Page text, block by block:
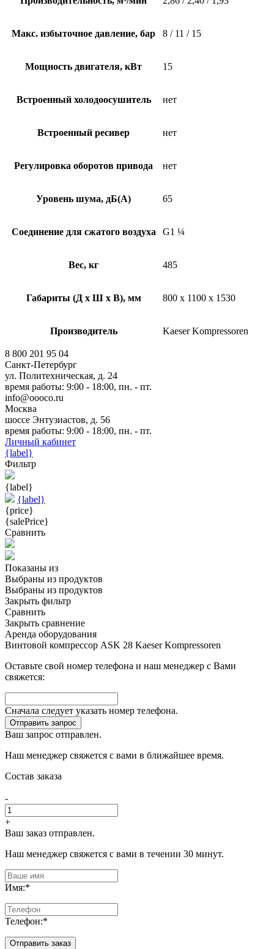
Макс. избыточное давление, бар 8 / 11 / 15
Мощность двигателя, кВт 15
Встроенный холодоосушитель нет
Встроенный ресивер нет
Регулировка оборотов привода нет
Уровень шума, дБ(А) 65
Соединение для сжатого воздуха G1 ¼
Вес, кг 485
Габариты (Д х Ш х В), мм 800 x 1100 x 1530
Производитель Kaeser Kompressoren
8 800 201 95 04
Санкт-Петербург
ул. Политехническая, д. 24
время работы: 9:00 - 18:00, пн. - пт.
info@oooco.ru
Москва
шоссе Энтузиастов, д. 56
время работы: 9:00 - 18:00, пн. - пт.
Личный кабинет
{label}
Фильтр
{label}
{label}
{price}
{salePrice}
Сравнить
Показаны из
Выбраны из продуктов
Выбраны из продуктов
Закрыть фильтр
Сравнить
Закрыть сравнение
Аренда оборудования
Винтовой компрессор ASK 28 Kaeser Kompressoren
Оставьте свой номер телефона и наш менеджер с Вами
свяжется:
Сначала следует указать номер телефона.
Отправить запрос
Ваш запрос отправлен.
Наш менеджер свяжется с вами в ближайшее время.
Состав заказа
-
+
Ваш заказ отправлен.
Наш менеджер свяжется с вами в течении 30 минут.
Имя:*
Телефон:*
Отправить заказ